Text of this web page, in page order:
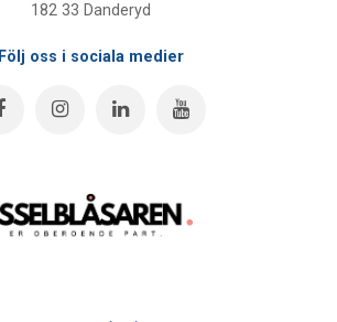
182 33 Danderyd
Följ oss i sociala medier